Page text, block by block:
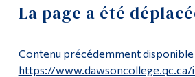
Soutien informatique
Ressources informatiques
La page a été
Contenu précédemment disponible
https://
Informations
Liens